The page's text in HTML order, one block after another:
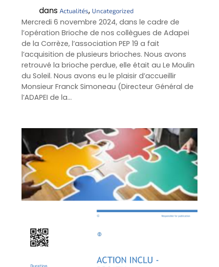
dans Actualités, Uncategorized
Mercredi 6 novembre 2024, dans le cadre de
l’opération Brioche de nos collègues de Adapei
de la Corrèze, l’association PEP 19 a fait
l’acquisition de plusieurs brioches. Nous avons
retrouvé la brioche perdue, elle était au Le Moulin
du Soleil. Nous avons eu le plaisir d’accueillir
Monsieur Franck Simoneau (Directeur Général de
l’ADAPEI de la…